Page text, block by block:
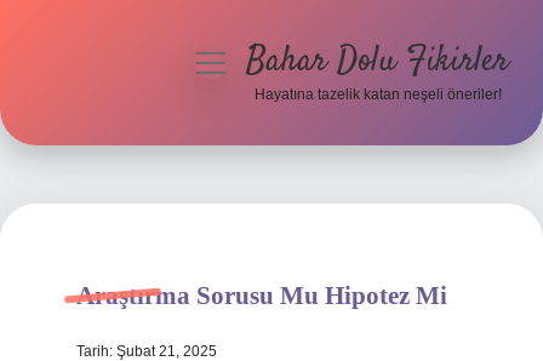
Hakkımızda
menüyüBahar Dolu Fikirler
Hayatına tazelik katan neşeli öneriler!
Araştırma Sorusu Mu Hipotez Mi
Tarih: Şubat 21, 2025